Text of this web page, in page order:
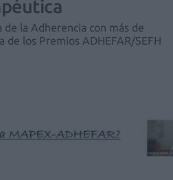
de la Adherencia con más de
de los Premios ADHEFAR/SEFH